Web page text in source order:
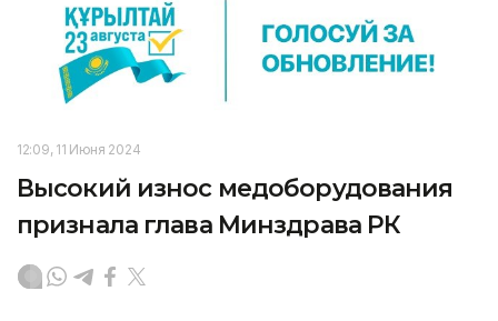
12:09, 11 Июня 2024
Высокий износ медоборудования
признала глава Минздрава РК